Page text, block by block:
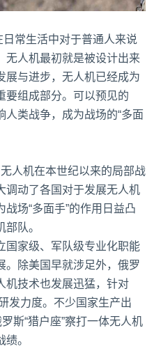
常生活中对于普通人来说
无人机最初就是被设计出来
展与进步，无人机已经成为
要组成部分。可以预见的
类战争，成为战场的“多面
人机在本世纪以来的局部战
调动了各国对于发展无人机
场“多面手”的作用日益凸
队。
国家级、军队级专业化职能
。除美国早就涉足外，俄罗
机技术也发展迅猛，针对
发力度。不少国家生产出
斯“猎户座”察打一体无人机
。